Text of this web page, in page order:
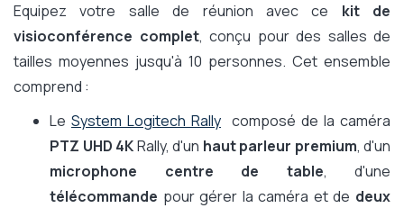
Equipez votre salle de réunion avec ce kit de
visioconférence complet, conçu pour des salles de
tailles moyennes jusqu'à 10 personnes. Cet ensemble
comprend :
Le System Logitech Rally composé de la caméra
PTZ UHD 4KRally, d'un haut parleur premium, d'un
microphone centre de table, d'une
télécommande pour gérer la caméra et de deux